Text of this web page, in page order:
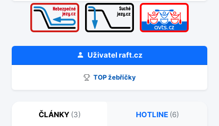
Uživatelraft.cz
TOP žebříčky
ČLÁNKY (3) HOTLINE (6)